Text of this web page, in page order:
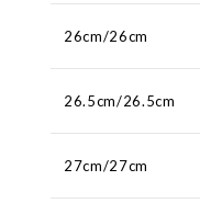
26cm/26cm
26.5cm/26.5cm
27cm/27cm